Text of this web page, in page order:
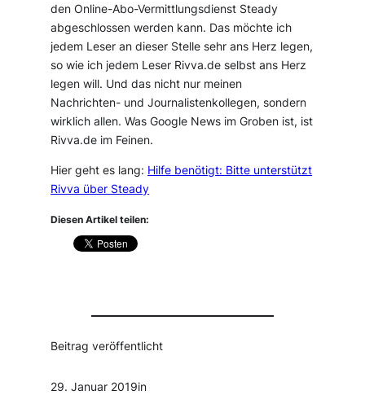
den Online-Abo-Vermittlungsdienst Steady
abgeschlossen werden kann. Das möchte ich
jedem Leser an dieser Stelle sehr ans Herz legen,
so wie ich jedem Leser Rivva.de selbst ans Herz
legen will. Und das nicht nur meinen
Nachrichten- und Journalistenkollegen, sondern
wirklich allen. Was Google News im Groben ist, ist
Rivva.de im Feinen.
Hier geht es lang: Hilfe benötigt: Bitte unterstützt
Rivva über Steady
Diesen Artikel teilen:
Beitrag veröffentlicht
29. Januar 2019in